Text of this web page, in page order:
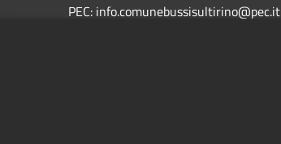
PEC: info.comunebussisultirino@pec.it